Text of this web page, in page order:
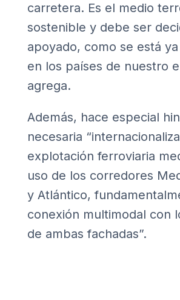
carretera. Es el medio
sostenible y debe ser
apoyado, como se está
en los países de nuestro
agrega.
Además, hace especial
necesaria
explotación ferroviaria
uso de los corredores
y Atlántico,
conexión multimodal con
de ambas fachadas”.